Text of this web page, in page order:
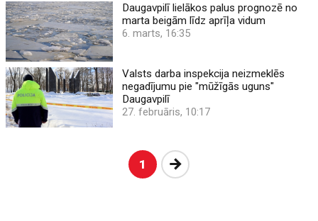
Daugavpilī lielākos palus prognozē no
marta beigām līdz aprīļa vidum
6. marts, 16:35
Valsts darba inspekcija neizmeklēs
negadījumu pie "mūžīgās uguns"
Daugavpilī
27. februāris, 10:17
1 Nākošā